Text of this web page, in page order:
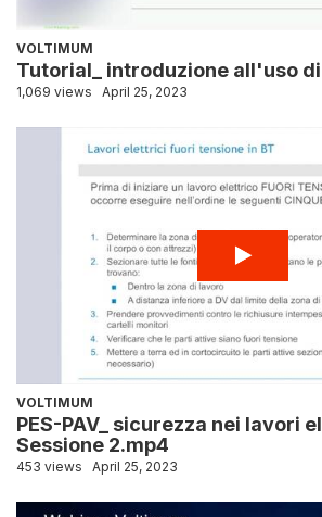
VOLTIMUM
Tutorial_ introduzione all'uso di
1,069 views April 25, 2023
VOLTIMUM
PES-PAV_ sicurezza nei lavori
Sessione 2.mp4
453 views April 25, 2023